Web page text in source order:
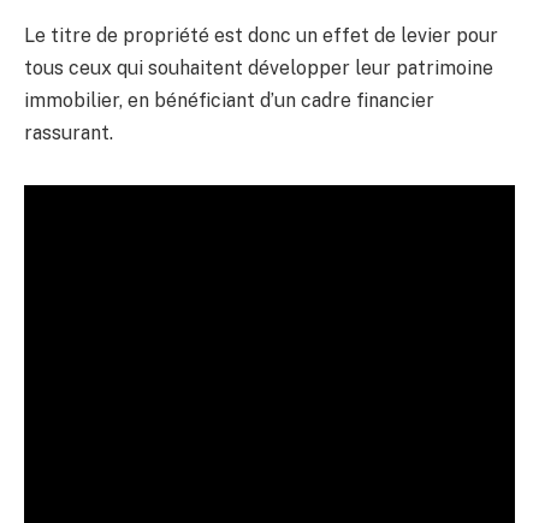
Le titre de propriété est donc un effet de levier pour
tous ceux qui souhaitent développer leur patrimoine
immobilier, en bénéficiant d’un cadre financier
rassurant.